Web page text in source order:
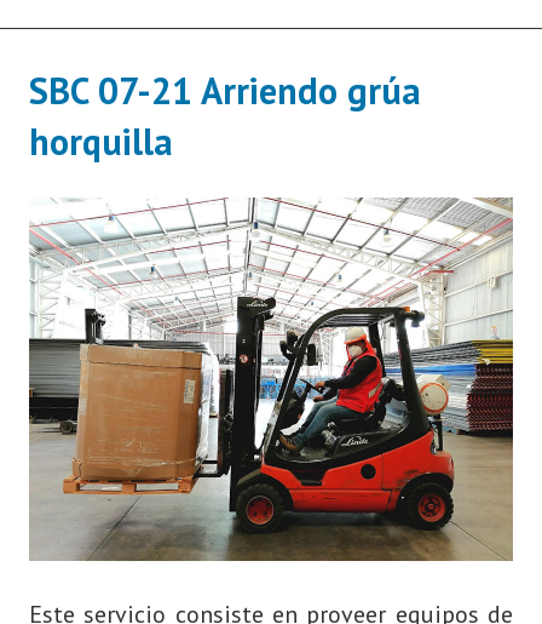
SBC 07-21 Arriendo grúa
horquilla
Este servicio consiste en proveer equipos de